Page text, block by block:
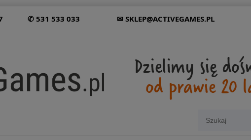
✆ 531 533 033 ✉ SKLEP@ACTIVEGAMES.PL